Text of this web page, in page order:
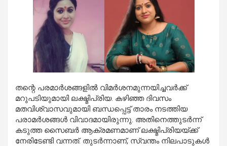
തന്റെ പരമാര്‍ശങ്ങളില്‍ വിമര്‍ശനമുന്നയിച്ചവര്‍ക്ക്
മറുപടിയുമായി ലക്ഷ്മിപ്രിയ. കഴിഞ്ഞ ദിവസം
മതവിശ്വാസവുമായി ബന്ധപ്പെട്ട് താരം നടത്തിയ
പരാമര്‍ശങ്ങള്‍ വിവാദമായിരുന്നു. അതിനെത്തുടര്‍ന്ന്
കടുത്ത സൈബര്‍ ആക്രമണമാണ് ലക്ഷ്മിപ്രിയയ്ക്ക്
നേരിടേണ്ടി വന്നത്. തുടര്‍ന്നാണ്, സ്വന്തം നിലപാടുകള്‍